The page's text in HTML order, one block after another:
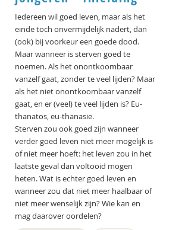
Iedereen wil goed leven, maar als het
einde toch onvermijdelijk nadert, dan
(ook) bij voorkeur een goede dood.
Maar wanneer is sterven goed te
noemen. Als het onontkoombaar
vanzelf gaat, zonder te veel lijden? Maar
als het niet onontkoombaar vanzelf
gaat, en er (veel) te veel lijden is? Eu-
thanatos, eu-thanasie.
Sterven zou ook goed zijn wanneer
verder goed leven niet meer mogelijk is
of niet meer hoeft: het leven zou in het
laatste geval dan voltooid mogen
heten. Wat is echter goed leven en
wanneer zou dat niet meer haalbaar of
niet meer wenselijk zijn? Wie kan en
mag daarover oordelen?